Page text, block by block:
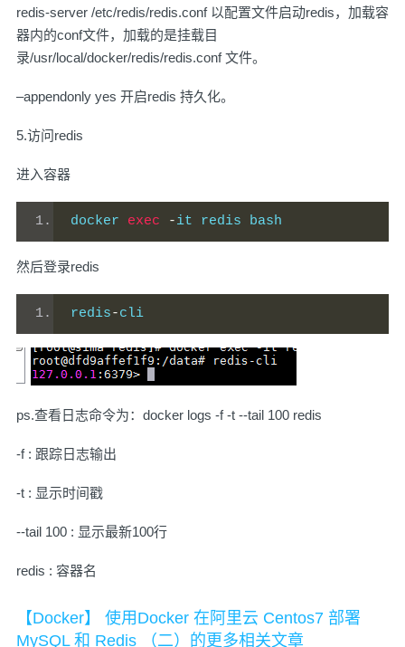
redis-server /etc/redis/redis.conf 以配置文件启动redis，加载容
器内的conf文件，加载的是挂载目
录/usr/local/docker/redis/redis.conf 文件。
–appendonly yes 开启redis 持久化。
5.访问redis
进入容器
docker exec -it redis bash
然后登录redis
redis-cli
ps.查看日志命令为：docker logs -f -t --tail 100 redis
-f : 跟踪日志输出
-t : 显示时间戳
--tail 100 : 显示最新100行
redis : 容器名
【Docker】 使用Docker 在阿里云 Centos7 部署
MySQL 和 Redis （二）的更多相关文章